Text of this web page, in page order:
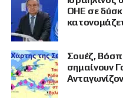
ΟΗΕ σε
Σουέζ,
σημαίνουν